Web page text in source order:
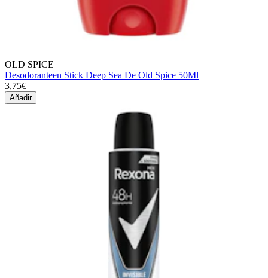
OLD SPICE
Desodoranteen Stick Deep Sea De Old Spice 50Ml
3,75€
Añadir